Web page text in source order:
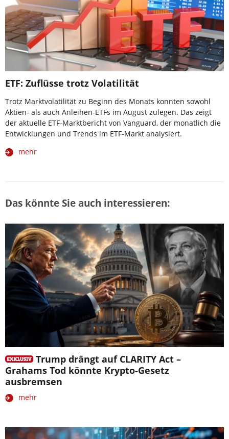
ETF: Zuflüsse trotz Volatilität
Trotz Marktvolatilität zu Beginn des Monats konnten sowohl
Aktien- als auch Anleihen-ETFs im August zulegen. Das zeigt
der aktuelle ETF-Marktbericht von Vanguard, der monatlich die
Entwicklungen und Trends im ETF-Markt analysiert.
mehr
Das könnte Sie auch interessieren:
Trump drängt auf CLARITY Act –
Grahams Tod könnte Krypto-Gesetz
ausbremsen
mehr